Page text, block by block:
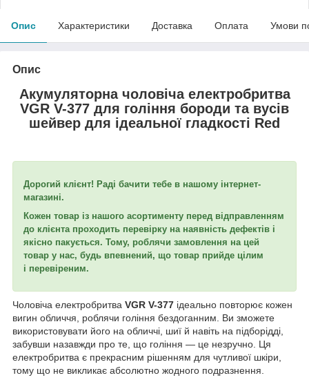
Опис Характеристики Доставка Оплата Умови
Опис
Акумуляторна чоловіча електробритва
VGR V-377 для гоління бороди та вусів
шейвер для ідеальної гладкості Red
Дорогий клієнт! Раді бачити тебе в нашому інтернет-
магазині.
Кожен товар із нашого асортименту перед відправленням
до клієнта проходить перевірку на наявність дефектів і
якісно пакується. Тому, роблячи замовлення на цей
товар у нас, будь впевнений, що товар прийде цілим
і перевіреним.
Чоловіча електробритва VGR V-377 ідеально повторює кожен
вигин обличчя, роблячи гоління бездоганним. Ви зможете
використовувати його на обличчі, шиї й навіть на підборідді,
забувши назавжди про те, що гоління — це незручно. Ця
електробритва є прекрасним рішенням для чутливої шкіри,
тому що не викликає абсолютно жодного подразнення.